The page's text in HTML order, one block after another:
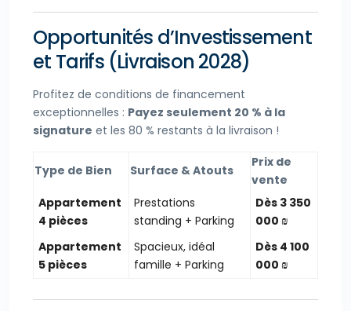
Opportunités d’Investissement
et Tarifs (Livraison 2028)
Profitez de conditions de financement
exceptionnelles : Payez seulement 20 % à la
signature et les 80 % restants à la livraison !
Type de Bien Surface & Atouts
Prix de
vente
Appartement
4 pièces
Prestations
standing + Parking
Dès 3 350
000 ₪
Appartement
5 pièces
Spacieux, idéal
famille + Parking
Dès 4 100
000 ₪